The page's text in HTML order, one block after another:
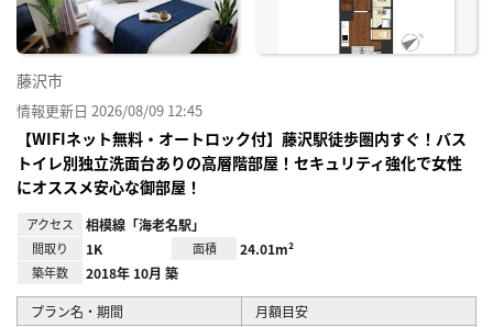
藤沢市
情報更新日 2026/08/09 12:45
【WIFIネット無料・オートロック付】藤沢駅徒歩圏内すぐ！バス
トイレ別独立洗面台ありの高層階部屋！セキュリティ強化で女性
にオススメ安心な御部屋！
アクセス 相模線「海老名駅」
間取り 1K 面積 24.01m²
築年数 2018年 10月 築
プラン名・期間 月額目安